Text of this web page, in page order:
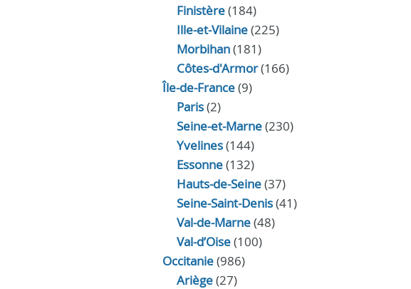
Finistère(184)
Ille-et-Vilaine(225)
Morbihan(181)
Côtes-d'Armor(166)
Île-de-France(9)
Paris(2)
Seine-et-Marne(230)
Yvelines(144)
Essonne(132)
Hauts-de-Seine(37)
Seine-Saint-Denis(41)
Val-de-Marne(48)
Val-d’Oise(100)
Occitanie(986)
Ariège(27)